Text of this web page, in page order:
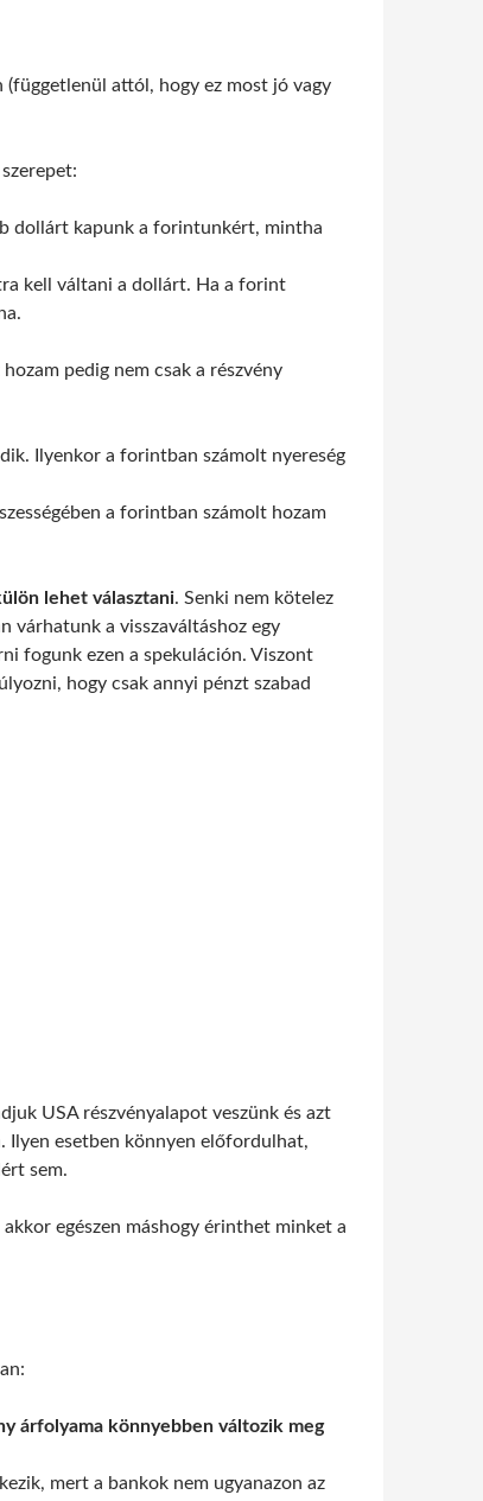
(függetlenül attól, hogy ez most jó vagy
dollárt kapunk a forintunkért, mintha
kell váltani a dollárt. Ha a forint
pedig nem csak a részvény
Ilyenkor a forintban számolt nyereség
a forintban számolt hozam
lehet választani. Senki nem kötelez
várhatunk a visszaváltáshoz egy
fogunk ezen a spekuláción. Viszont
hogy csak annyi pénzt szabad
USA részvényalapot veszünk és azt
Ilyen esetben könnyen előfordulhat,
sem.
egészen máshogy érinthet minket a
árfolyama könnyebben változik meg
mert a bankok nem ugyanazon az